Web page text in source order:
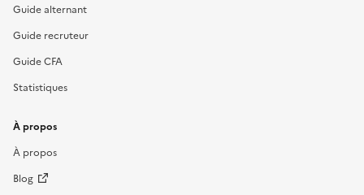
Guide alternant
Guide recruteur
Guide CFA
Statistiques
À propos
À propos
Blog